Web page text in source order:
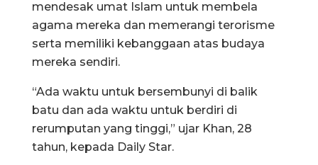
mendesak umat Islam untuk membela
agama mereka dan memerangi terorisme
serta memiliki kebanggaan atas budaya
mereka sendiri.
“Ada waktu untuk bersembunyi di balik
batu dan ada waktu untuk berdiri di
rerumputan yang tinggi,” ujar Khan, 28
tahun, kepada Daily Star.